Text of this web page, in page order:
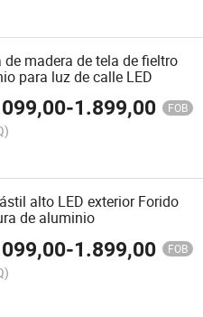
de madera de tela de fieltro
para luz de calle LED
-1.899,00 FOB
alto LED exterior Forido
de aluminio
-1.899,00 FOB